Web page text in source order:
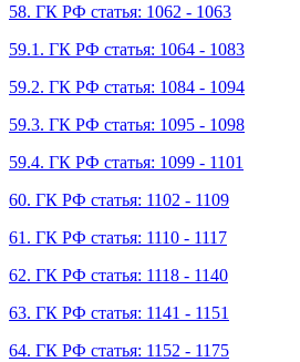
58. ГК РФ статья: 1062 - 1063
59.1. ГК РФ статья: 1064 - 1083
59.2. ГК РФ статья: 1084 - 1094
59.3. ГК РФ статья: 1095 - 1098
59.4. ГК РФ статья: 1099 - 1101
60. ГК РФ статья: 1102 - 1109
61. ГК РФ статья: 1110 - 1117
62. ГК РФ статья: 1118 - 1140
63. ГК РФ статья: 1141 - 1151
64. ГК РФ статья: 1152 - 1175